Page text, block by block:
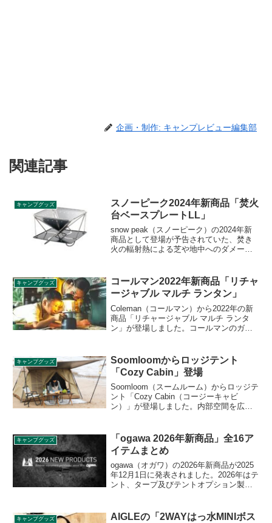
企画・制作: キャンプレビュー編集部
関連記事
キャンプグッズ
スノーピーク2024年新商品「焚火
台ベースプレートLL」
snow peak（スノーピーク）の2024年新
商品として登場が予告されていた、焚き
火の輻射熱による芝や地中へのダメージ
た。本体と地面の間にプレートを挟むこ
とで、炭や灰を受け止めます。詳細をレ
ビューします。
キャンプグッズ
コールマン2022年新商品「リチャ
ージャブル マルチ ランタン」
Coleman（コールマン）から2022年の新
商品「リチャージャブル マルチ ランタ
ン」が登場しました。コールマンのガソ
です。詳細をレビューします。
キャンプグッズ
Soomloomからロッジテント
「Cozy Cabin」登場
Soomloom（スームルーム）からロッジテ
ント「Cozy Cabin（コージーキャビ
ン）」が登場しました。内部空間を広く
正面、左側、天井部分に３箇所メッシュ
窓も搭載しており、通気性も抜群です。
詳細をレビューします。
キャンプグッズ
「ogawa 2026年新商品」全16ア
イテムまとめ
ogawa（オガワ）の2026年新商品が2025
年12月1日に発表されました。2026年はテ
ント、タープ及びテントオプション製品
す。詳細をレビューします。
キャンプグッズ
AIGLEの「2WAYはっ水MINIボス